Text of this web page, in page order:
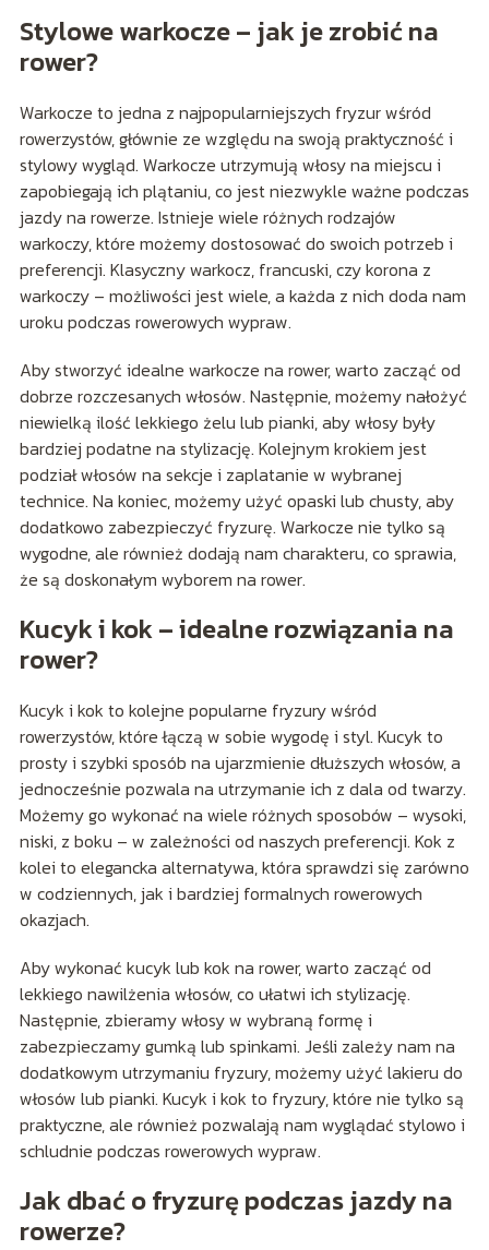
Stylowe warkocze – jak je zrobić na
rower?
Warkocze to jedna z najpopularniejszych fryzur wśród
rowerzystów, głównie ze względu na swoją praktyczność i
stylowy wygląd. Warkocze utrzymują włosy na miejscu i
zapobiegają ich plątaniu, co jest niezwykle ważne podczas
jazdy na rowerze. Istnieje wiele różnych rodzajów
warkoczy, które możemy dostosować do swoich potrzeb i
preferencji. Klasyczny warkocz, francuski, czy korona z
warkoczy – możliwości jest wiele, a każda z nich doda nam
uroku podczas rowerowych wypraw.
Aby stworzyć idealne warkocze na rower, warto zacząć od
dobrze rozczesanych włosów. Następnie, możemy nałożyć
niewielką ilość lekkiego żelu lub pianki, aby włosy były
bardziej podatne na stylizację. Kolejnym krokiem jest
podział włosów na sekcje i zaplatanie w wybranej
technice. Na koniec, możemy użyć opaski lub chusty, aby
dodatkowo zabezpieczyć fryzurę. Warkocze nie tylko są
wygodne, ale również dodają nam charakteru, co sprawia,
że są doskonałym wyborem na rower.
Kucyk i kok – idealne rozwiązania na
rower?
Kucyk i kok to kolejne popularne fryzury wśród
rowerzystów, które łączą w sobie wygodę i styl. Kucyk to
prosty i szybki sposób na ujarzmienie dłuższych włosów, a
jednocześnie pozwala na utrzymanie ich z dala od twarzy.
Możemy go wykonać na wiele różnych sposobów – wysoki,
niski, z boku – w zależności od naszych preferencji. Kok z
kolei to elegancka alternatywa, która sprawdzi się zarówno
w codziennych, jak i bardziej formalnych rowerowych
okazjach.
Aby wykonać kucyk lub kok na rower, warto zacząć od
lekkiego nawilżenia włosów, co ułatwi ich stylizację.
Następnie, zbieramy włosy w wybraną formę i
zabezpieczamy gumką lub spinkami. Jeśli zależy nam na
dodatkowym utrzymaniu fryzury, możemy użyć lakieru do
włosów lub pianki. Kucyk i kok to fryzury, które nie tylko są
praktyczne, ale również pozwalają nam wyglądać stylowo i
schludnie podczas rowerowych wypraw.
Jak dbać o fryzurę podczas jazdy na
rowerze?